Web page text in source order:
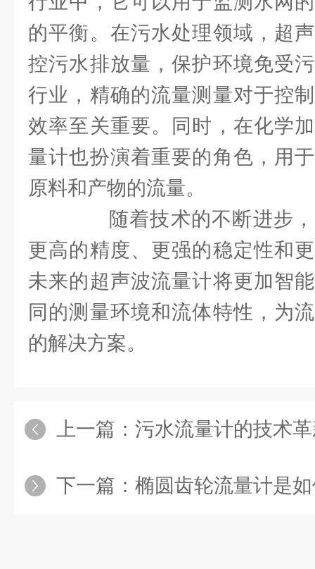
的平衡。在污水处理领域，超
控污水排放量，保护环境免受
行业，精确的流量测量对于控
效率至关重要。同时，在化学
量计也扮演着重要的角色，用
原料和产物的流量。
随着技术的不断进步，
更高的精度、更强的稳定性和
未来的超声波流量计将更加智
同的测量环境和流体特性，为
的解决方案。
上一篇： 污水流量计的技术革新
下一篇： 椭圆齿轮流量计是